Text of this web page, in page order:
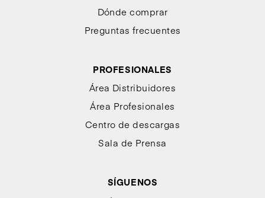
Dónde comprar
Preguntas frecuentes
PROFESIONALES
Área Distribuidores
Área Profesionales
Centro de descargas
Sala de Prensa
SÍGUENOS